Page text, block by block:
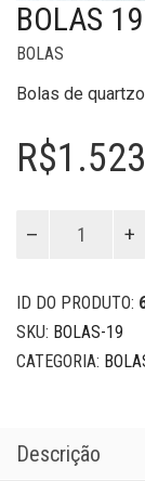
BOLAS 19
BOLAS
Bolas de
R$
ID DO PRODUTO:
SKU: BOLAS-19
CATEGORIA:
Descrição